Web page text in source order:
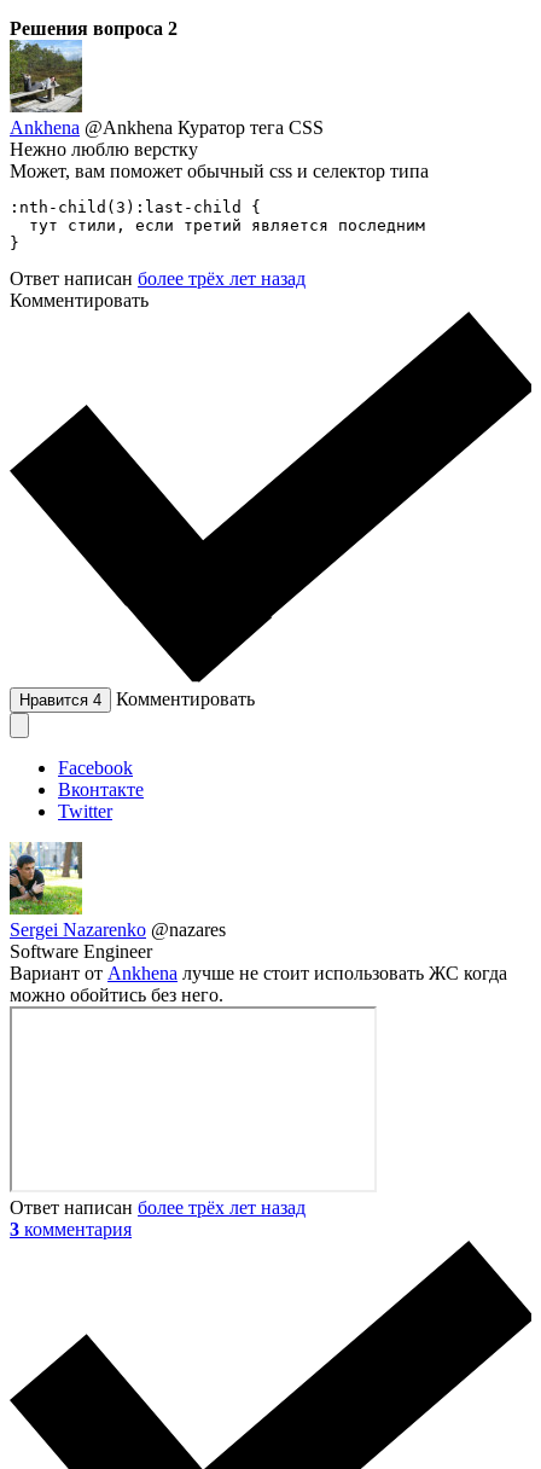
Решения вопроса 2
Ankhena @Ankhena Куратор тега CSS
Нежно люблю верстку
Может, вам поможет обычный css и селектор типа
:nth-child(3):last-child {
  тут стили, если третий является последним
}
Ответ написан более трёх лет назад
Комментировать
Нравится 4 Комментировать
Facebook
Вконтакте
Twitter
Sergei Nazarenko @nazares
Software Engineer
Вариант от Ankhena лучше не стоит использовать ЖС когда
можно обойтись без него.
Ответ написан более трёх лет назад
3 комментария